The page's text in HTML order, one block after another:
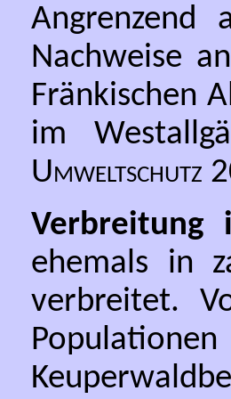
Angrenzend
Nachweise
Fränkischen
im
Umweltschutz
Verbreitung
ehemals in
verbreitet.